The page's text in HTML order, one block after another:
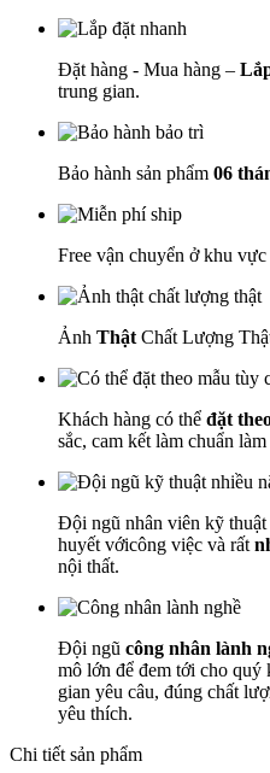
Đặt hàng - Mua hàng –
trung gian.
Bảo hành sản phẩm 06
Free vận chuyển ở khu
Ảnh Thật Chất Lượng
Khách hàng có thể đặt
sắc, cam kết làm chuẩn
Đội ngũ nhân viên kỹ
huyết vớicông việc và rất
nội thất.
Đội ngũ công nhân lành
mô lớn để đem tới cho quý
gian yêu câu, đúng chất
yêu thích.
Chi tiết sản phẩm